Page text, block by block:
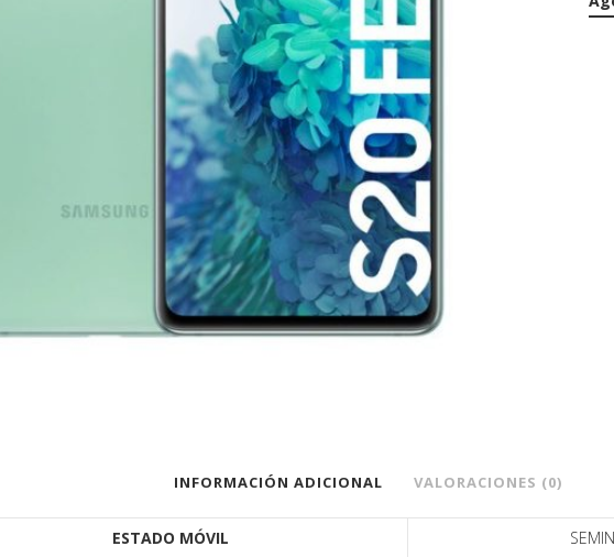
INFORMACIÓN ADICIONAL VALORACIONES (0)
ESTADO MÓVIL